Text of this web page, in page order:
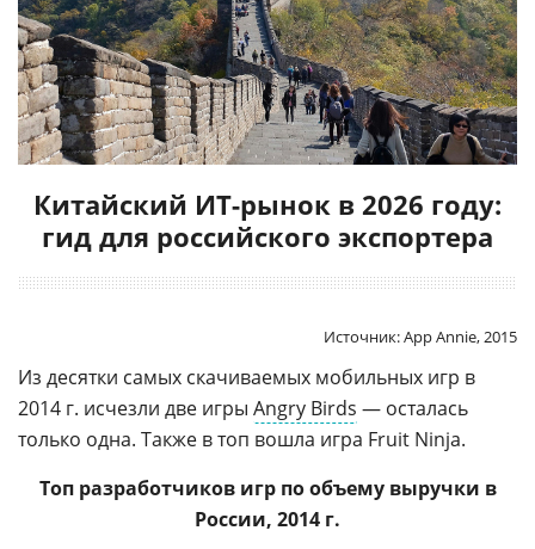
Китайский ИТ-рынок в 2026 году:
гид для российского экспортера
Источник: App Annie, 2015
Из десятки самых скачиваемых мобильных игр в
2014 г. исчезли две игры Angry Birds — осталась
только одна. Также в топ вошла игра Fruit Ninja.
Топ разработчиков игр по объему выручки в
России, 2014 г.